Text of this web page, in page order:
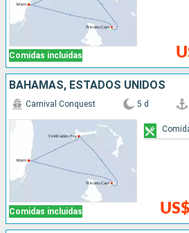
Comidas incluidas
BAHAMAS, ESTADOS UNIDOS
Comidas incluidas
Carnival Conquest 5 d